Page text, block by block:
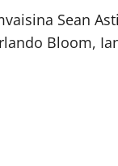
Sean
Bloom,